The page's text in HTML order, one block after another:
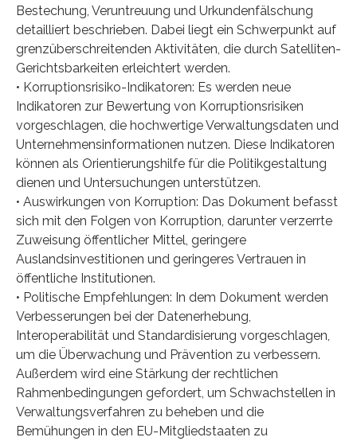
Bestechung, Veruntreuung und Urkundenfälschung
detailliert beschrieben. Dabei liegt ein Schwerpunkt auf
grenzüberschreitenden Aktivitäten, die durch Satelliten-
Gerichtsbarkeiten erleichtert werden.
• Korruptionsrisiko-Indikatoren: Es werden neue
Indikatoren zur Bewertung von Korruptionsrisiken
vorgeschlagen, die hochwertige Verwaltungsdaten und
Unternehmensinformationen nutzen. Diese Indikatoren
können als Orientierungshilfe für die Politikgestaltung
dienen und Untersuchungen unterstützen.
• Auswirkungen von Korruption: Das Dokument befasst
sich mit den Folgen von Korruption, darunter verzerrte
Zuweisung öffentlicher Mittel, geringere
Auslandsinvestitionen und geringeres Vertrauen in
öffentliche Institutionen.
• Politische Empfehlungen: In dem Dokument werden
Verbesserungen bei der Datenerhebung,
Interoperabilität und Standardisierung vorgeschlagen,
um die Überwachung und Prävention zu verbessern.
Außerdem wird eine Stärkung der rechtlichen
Rahmenbedingungen gefordert, um Schwachstellen in
Verwaltungsverfahren zu beheben und die
Bemühungen in den EU-Mitgliedstaaten zu